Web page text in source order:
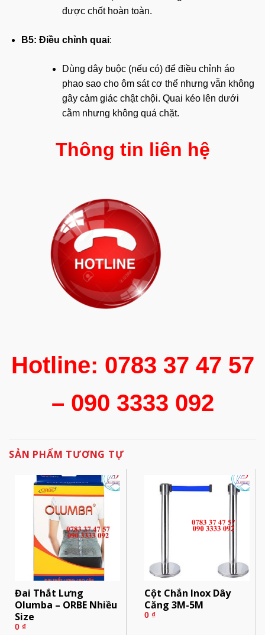
được chốt hoàn toàn.
B5: Điều chỉnh quai:
Dùng dây buộc(nếu có) để điều chỉnh áo
phao sao cho ôm sát cơ thể nhưng vẫn không
gây cảm giác chật chội. Quai kéo lên dưới
cằm nhưng không quá chặt.
Thông tin liên hệ
Hotline: 0783 37 47 57
– 090 3333 092
SẢN PHẨM TƯƠNG TỰ
Đai Thắt Lưng
Olumba – ORBE Nhiều
Size
0 ₫
Cột Chắn Inox Dây
Căng 3M-5M
0 ₫